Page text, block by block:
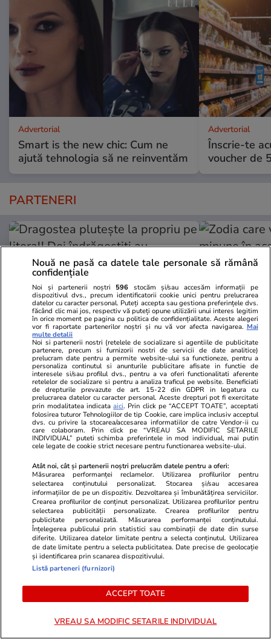
Advertorial
Smart is the new chic: Cum ne
ajută tehnologia să ne reinventăm
Advertorial
Înscrie-te
voucher de
PARTENERI
Wowbiz.ro
Dragostea plutește la propriu pe
litoral! Doi îndrăgostiți au
transformat marea într-o scenă
de film romantic. Turiștii prezenți
s-au uitat de două ori
Redactia.ro
Zodia care
minune în
curgă
POLITIC
Politică 12:05
Mutarea prin care AUR, S.O.S. și
POT au făcut front comun în
opoziție împotriva legii care
permite Armatei să doboare
dronele neautorizate. CCR a
tranșat definitiv disputa
Nouă ne pasă ca datele tale personale să rămână
confidențiale
Noi și partenerii noștri 596 stocăm și/sau accesăm informații pe
dispozitivul dvs., precum identificatorii cookie unici pentru prelucrarea
datelor cu caracter personal. Puteți accepta sau gestiona preferințele dvs.
făcând clic mai jos, respectiv vă puteți opune utilizării unui interes legitim
în orice moment pe pagina cu politica de confidențialitate. Aceste alegeri
vor fi raportate partenerilor noștri și nu vă vor afecta navigarea. Mai
multe detalii
Noi si partenerii nostri (retelele de socializare si agentiile de publicitate
partenere, precum si furnizorii nostri de servicii de date analitice)
prelucram date pentru a permite website-ului sa functioneze, pentru a
personaliza continutul si anunturile publicitare afisate in functie de
interesele si/sau profilul dvs., pentru a va oferi functionalitati aferente
retelelor de socializare si pentru a analiza traficul pe website. Beneficiati
de drepturile prevazute de art. 15-22 din GDPR in legatura cu
prelucrarea datelor cu caracter personal. Aceste drepturi pot fi exercitate
prin modalitatea indicataaici. Prin click pe “ACCEPT TOATE”, acceptati
folosirea tuturor Tehnologiilor de tip Cookie, care implica inclusiv acceptul
dvs. cu privire la stocarea/accesarea informatiilor de catre Vendor-ii cu
care colaboram. Prin click pe “VREAU SA MODIFIC SETARILE
INDIVIDUAL” puteti schimba preferintele in mod individual, mai putin
cele legate de cookie strict necesare pentru functionarea website-ului.
Atât noi, cât și partenerii noștri prelucrăm datele pentru a oferi:
Măsurarea performanței reclamelor. Utilizarea profilurilor pentru
selectarea conținutului personalizat. Stocarea și/sau accesarea
informațiilor de pe un dispozitiv. Dezvoltarea și îmbunătățirea serviciilor.
Crearea profilurilor de conținut personalizat. Utilizarea profilurilor pentru
selectarea publicității personalizate. Crearea profilurilor pentru
publicitate personalizată. Măsurarea performanței conținutului.
Înțelegerea publicului prin statistici sau combinații de date din surse
diferite. Utilizarea datelor limitate pentru a selecta conținutul. Utilizarea
de date limitate pentru a selecta publicitatea. Date precise de geolocație
și identificarea prin scanarea dispozitivului.
Listă parteneri (furnizori)
ACCEPT TOATE
VREAU SA MODIFIC SETARILE INDIVIDUAL